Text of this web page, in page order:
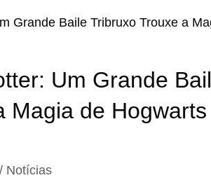
Um Grande
Magia de
Notícias